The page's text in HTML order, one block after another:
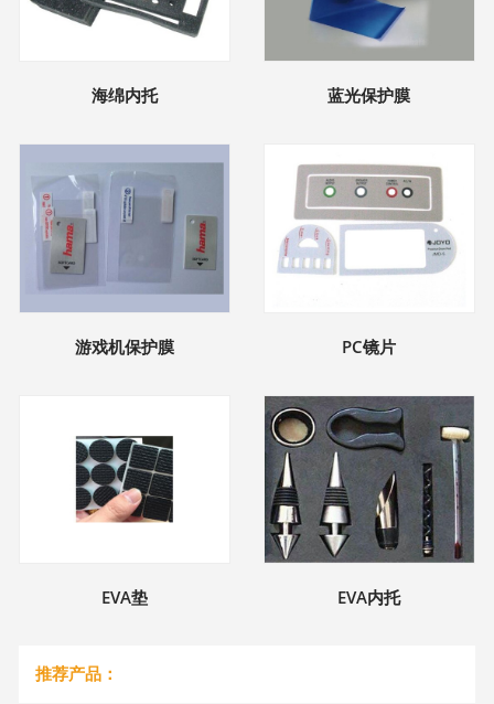
海绵内托 蓝光保护膜
游戏机保护膜 PC镜片
EVA垫 EVA内托
推荐产品：